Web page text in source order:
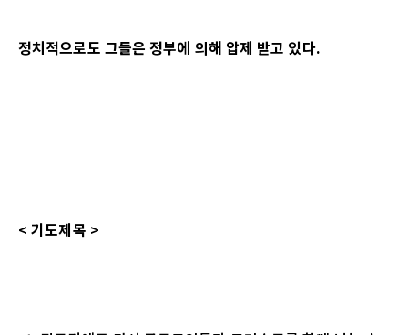
정치적으로도 그들은 정부에 의해 압제 받고 있다.
<기도제목 >